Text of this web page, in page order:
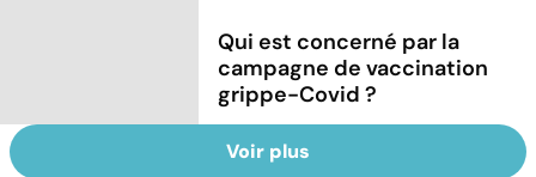
Qui est concerné par la
campagne de vaccination
grippe-Covid ?
Voir plus